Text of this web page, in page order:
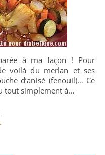
voilà du merlan et ses
d’anisé (fenouil)… Ce
tout simplement à…